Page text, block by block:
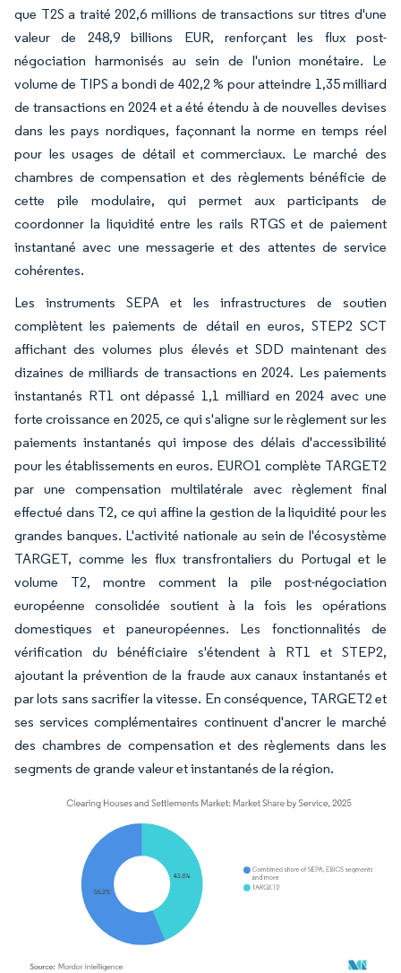
que T2S a traité 202,6 millions de transactions sur titres d'une
valeur de 248,9 billions EUR, renforçant les flux post-
négociation harmonisés au sein de l'union monétaire. Le
volume de TIPS a bondi de 402,2 % pour atteindre 1,35 milliard
de transactions en 2024 et a été étendu à de nouvelles devises
dans les pays nordiques, façonnant la norme en temps réel
pour les usages de détail et commerciaux. Le marché des
chambres de compensation et des règlements bénéficie de
cette pile modulaire, qui permet aux participants de
coordonner la liquidité entre les rails RTGS et de paiement
instantané avec une messagerie et des attentes de service
cohérentes.
Les instruments SEPA et les infrastructures de soutien
complètent les paiements de détail en euros, STEP2 SCT
affichant des volumes plus élevés et SDD maintenant des
dizaines de milliards de transactions en 2024. Les paiements
instantanés RT1 ont dépassé 1,1 milliard en 2024 avec une
forte croissance en 2025, ce qui s'aligne sur le règlement sur les
paiements instantanés qui impose des délais d'accessibilité
pour les établissements en euros. EURO1 complète TARGET2
par une compensation multilatérale avec règlement final
effectué dans T2, ce qui affine la gestion de la liquidité pour les
grandes banques. L'activité nationale au sein de l'écosystème
TARGET, comme les flux transfrontaliers du Portugal et le
volume T2, montre comment la pile post-négociation
européenne consolidée soutient à la fois les opérations
domestiques et paneuropéennes. Les fonctionnalités de
vérification du bénéficiaire s'étendent à RT1 et STEP2,
ajoutant la prévention de la fraude aux canaux instantanés et
par lots sans sacrifier la vitesse. En conséquence, TARGET2 et
ses services complémentaires continuent d'ancrer le marché
des chambres de compensation et des règlements dans les
segments de grande valeur et instantanés de la région.